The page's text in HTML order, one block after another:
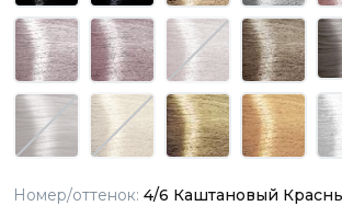
Номер/оттенок: 4/6 Каштановый